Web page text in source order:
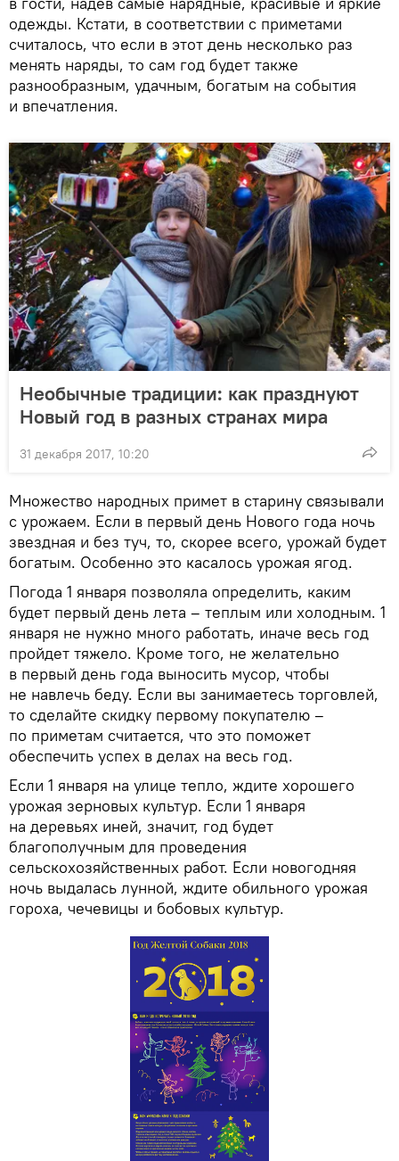
одежды. Кстати, в соответствии с приметами
считалось, что если в этот день несколько раз
менять наряды, то сам год будет также
разнообразным, удачным, богатым на события
и впечатления.
Необычные традиции: как празднуют
Новый год в разных странах мира
31 декабря 2017, 10:20
Множество народных примет в старину связывали
с урожаем. Если в первый день Нового года ночь
звездная и без туч, то, скорее всего, урожай будет
богатым. Особенно это касалось урожая ягод.
Погода 1 января позволяла определить, каким
будет первый день лета – теплым или холодным. 1
января не нужно много работать, иначе весь год
пройдет тяжело. Кроме того, не желательно
в первый день года выносить мусор, чтобы
не навлечь беду. Если вы занимаетесь торговлей,
то сделайте скидку первому покупателю –
по приметам считается, что это поможет
обеспечить успех в делах на весь год.
Если 1 января на улице тепло, ждите хорошего
урожая зерновых культур. Если 1 января
на деревьях иней, значит, год будет
благополучным для проведения
сельскохозяйственных работ. Если новогодняя
ночь выдалась лунной, ждите обильного урожая
гороха, чечевицы и бобовых культур.